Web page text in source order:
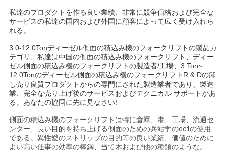
私達のプロダクトを作る良い業績、非常に競争価格および完全な
サービスの私達の国内および外国に顧客によって広く受け入れら
れる。
3.0-12.0Tonディーゼル側面の積込み機のフォークリフトの製品カ
テゴリ、私達は中国の側面の積込み機のフォークリフト、ディー
ゼル側面の積込み機のフォークリフトの製造者/工場、3.Ton~
12.0Tonのディーゼル側面の積込み機のフォークリフトR & Dの卸
し売り良質プロダクトからの専門にされた製造業者であり、製造
業、完全な売り上げ後のサービスおよびテクニカル サポートがあ
る。あなたの協同に先に見なさい!
側面の積込み機のフォークリフトは特に倉庫、港、工場、流通セ
ンター、長い目的を持ち上げる側面のための兵站学のectの使用
である。異性愛のストリップの目的等の良い業績、価値のために
よい高い仕事の効率の棒鋼、当て木および他の種類のような。